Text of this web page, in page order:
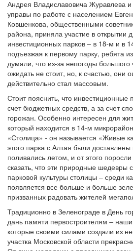
Андрея Владиславовича Журавлева и
управы по работе с населением
Ковшенкова, общественными
района, приняла участие в открытии
инвестиционных парков – в 18-м и в
подъезжая к первому парку, ребята
думали, что из-за непогоды
ожидать не стоит, но, к счастью, они
действительно стал массовым.
Стоит пояснить, что инвестиционные
счет бюджетных средств, а за счет
горожан. Особенно интересен для
который находится в 14-м
«Столица» - он называется «Живые
этого парка с Алтая были
поливались летом, и от этого
сказать, что эти природные шедевры
парковой культуры столицы – среди
появляется все больше и больше
призванных радовать жителей
Традиционно в Зеленограде в День
дань памяти первостроителям –
которые своими силами создали из
участка Московской области